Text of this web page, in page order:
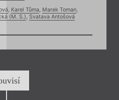
, Karel Tůma, Marek Toman,
(M. S.), Svatava Antošová